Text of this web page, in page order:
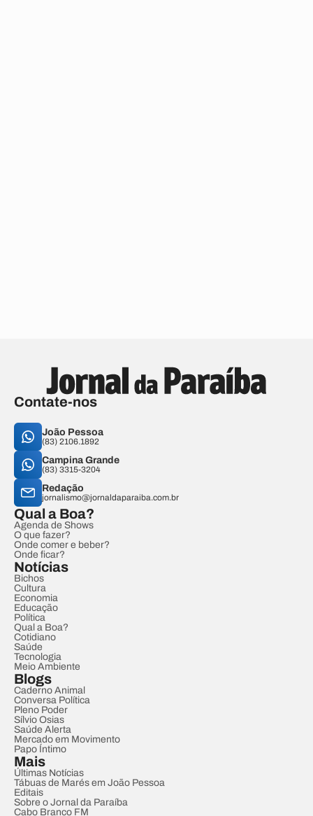
Contate-nos
João Pessoa
(83) 2106.1892
Campina Grande
(83) 3315-3204
Redação
jornalismo@jornaldaparaiba.com.br
Qual a Boa?
Agenda de Shows
O que fazer?
Onde comer e beber?
Onde ficar?
Notícias
Bichos
Cultura
Economia
Educação
Política
Qual a Boa?
Cotidiano
Saúde
Tecnologia
Meio Ambiente
Blogs
Caderno Animal
Conversa Política
Pleno Poder
Sílvio Osias
Saúde Alerta
Mercado em Movimento
Papo Íntimo
Mais
Últimas Notícias
Tábuas de Marés em João Pessoa
Editais
Sobre o Jornal da Paraíba
Cabo Branco FM